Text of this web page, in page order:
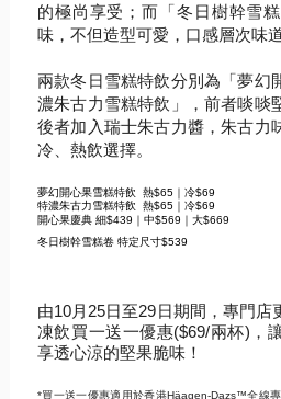
的極尚享受；而「冬日樹幹雪
味，不但造型可愛，口感層次味
兩款冬日雪糕特飲分別為「夢幻
濃朱古力雪糕特飲」，前者啖啖
後者加入瑞士朱古力醬，朱古力
冷、熱飲選擇。
夢幻開心果雪糕特飲
熱$65｜冷$69
特濃朱古力雪糕特飲
熱$65｜冷$69
開心果慶典 細$439｜中$569｜大$669
冬日樹幹雪糕卷 特定尺寸$539
由10月25日至29日期間，專門店
凍飲買一送一優惠($69/兩杯)，
享透心涼的堅果脆味！
*買一送一優惠適用於香港Häagen-Dazs™全線